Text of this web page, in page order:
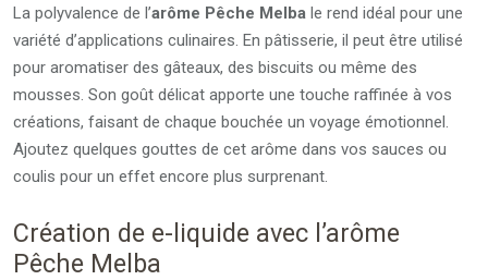
La polyvalence de l’arôme Pêche Melba le rend idéal pour une
variété d’applications culinaires. En pâtisserie, il peut être utilisé
pour aromatiser des gâteaux, des biscuits ou même des
mousses. Son goût délicat apporte une touche raffinée à vos
créations, faisant de chaque bouchée un voyage émotionnel.
Ajoutez quelques gouttes de cet arôme dans vos sauces ou
coulis pour un effet encore plus surprenant.
Création de e-liquide avec l’arôme
Pêche Melba